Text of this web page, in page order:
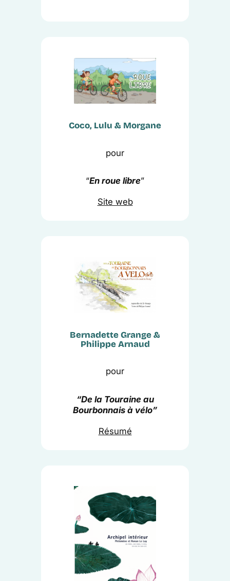
Coco, Lulu & Morgane
pour
“En roue libre”
Site web
Bernadette Grange &
Philippe Arnaud
pour
“De la Touraine au
Bourbonnais à vélo”
Résumé